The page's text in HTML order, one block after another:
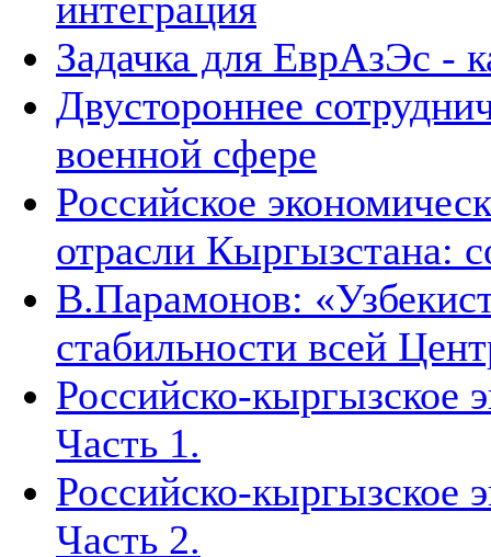
Задачка для ЕврАзЭс -
Двустороннее
военной сфере
Российское
отрасли Кыргызстана:
В.Парамонов:
стабильности всей
Российско-кыргызское
Часть 1.
Российско-кыргызское
Часть 2.